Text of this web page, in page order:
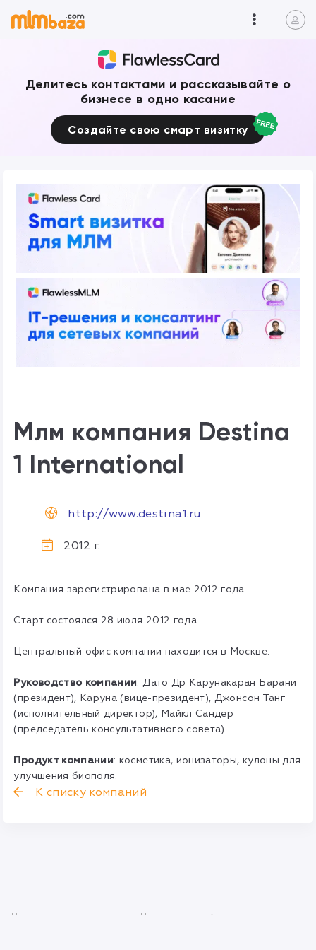
Делитесь контактами и рассказывайте о
бизнесе в одно касание
Создайте свою смарт визитку
Млм компания Destina
1 International
http://www.destina1.ru
2012 г.
Компания зарегистрирована в мае 2012 года.
Старт состоялся 28 июля 2012 года.
Центральный офис компании находится в Москве.
Руководство компании: Дато Др Карунакаран Барани
(президент), Каруна (вице-президент), Джонсон Танг
(исполнительный директор), Майкл Сандер
(председатель консультативного совета).
Продукт компании: косметика, ионизаторы, кулоны для
улучшения биополя.
К списку компаний
Правила и соглашения Политика конфиденциальности